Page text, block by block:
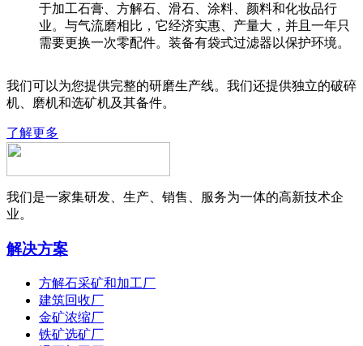
于加工石膏、方解石、滑石、涂料、颜料和化妆品行
业。与气流磨相比，它经济实惠、产量大，并且一年只
需要更换一次零配件。装备有袋式过滤器以保护环境。
我们可以为您提供完整的研磨生产线。我们还提供独立的破碎
机、磨机和选矿机及其备件。
了解更多
我们是一家集研发、生产、销售、服务为一体的高新技术企
业。
解决方案
方解石采矿和加工厂
建筑回收厂
金矿浓缩厂
铁矿选矿厂